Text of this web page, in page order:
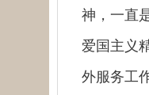
神，一直
爱国主义
外服务工